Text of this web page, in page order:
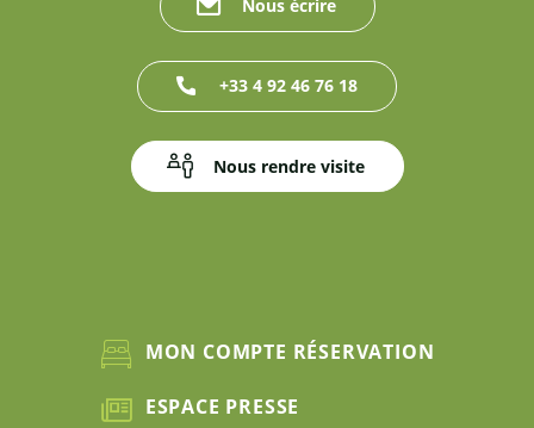
Nous écrire
+33 4 92 46 76 18
Nous rendre visite
MON COMPTE RÉSERVATION
ESPACE PRESSE